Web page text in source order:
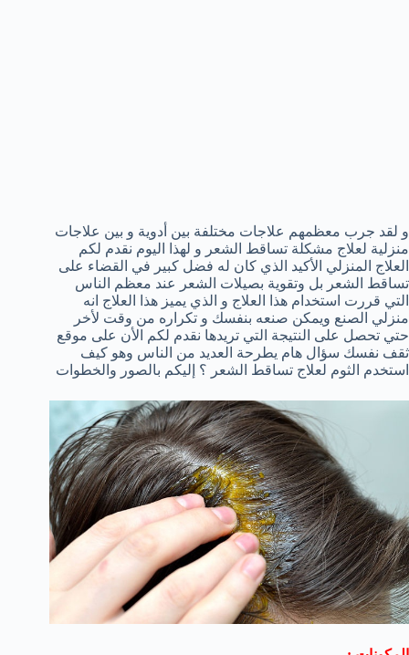
و لقد جرب معظمهم علاجات مختلفة بين أدوية و بين علاجات
منزلية لعلاج مشكلة تساقط الشعر و لهذا اليوم نقدم لكم
العلاج المنزلي الأكيد الذي كان له فضل كبير في القضاء على
تساقط الشعر بل وتقوية بصيلات الشعر عند معظم الناس
التي قررت استخدام هذا العلاج و الذي يميز هذا العلاج انه
منزلي الصنع ويمكن صنعه بنفسك و تكراره من وقت لأخر
حتي تحصل على النتيجة التي تريدها نقدم لكم الأن على موقع
ثقف نفسك سؤال هام يطرحة العديد من الناس وهو كيف
استخدم الثوم لعلاج تساقط الشعر ؟ إليكم بالصور والخطوات